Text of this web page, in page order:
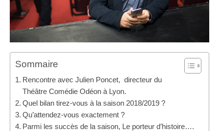
Sommaire
Rencontre avec Julien Poncet, directeur du
Théâtre Comédie Odéon à Lyon.
Quel bilan tirez-vous à la saison 2018/2019 ?
Qu’attendez-vous exactement ?
Parmi les succès de la saison, Le porteur d’histoire….